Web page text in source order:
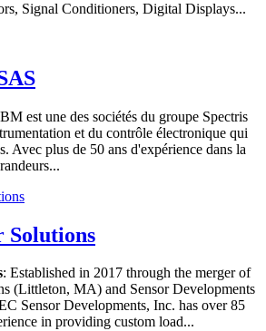
Signal Conditioners, Digital Displays...
est une des sociétés du groupe Spectris
et du contrôle électronique qui
Avec plus de 50 ans d'expérience dans la
Solutions
: Established in 2017 through the merger of
(Littleton, MA) and Sensor Developments
Sensor Developments, Inc. has over 85
in providing custom load...